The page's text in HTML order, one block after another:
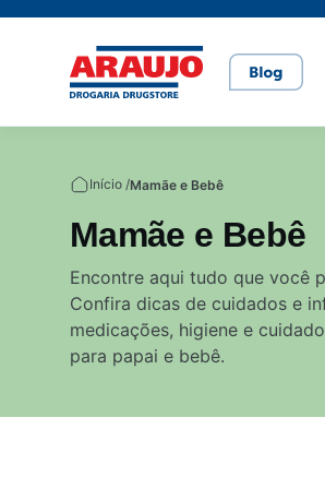
Cuidados com o pet
Rações
Cuidados com a pele
Cuidados com o cabelo
Alimentação
Dicas de cuidados
Alimentação saudável
Bem-estar
Canetas para obesidade
Início /Mamãe e Bebê
Mamãe e Bebê
Encontre aqui tudo que você
Confira dicas de cuidados e
medicações, higiene e
para papai e bebê.